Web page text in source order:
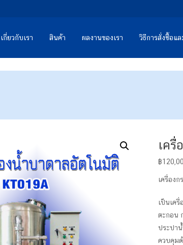
เกี่ยวกับเรา สินค้า ผลงานของเรา วิธีการสั่งซื้อแล
เครื่
฿
เครื่อง
เป็นเค
ตะกอน
ประปา
ควบคุม